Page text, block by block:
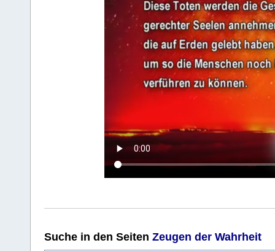
Suche in den Seiten Zeugen der Wahrheit